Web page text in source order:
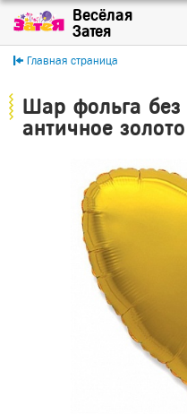
Главная страница
Шар фольга без
античное